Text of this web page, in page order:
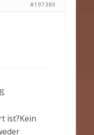
#197389
ist?Kein